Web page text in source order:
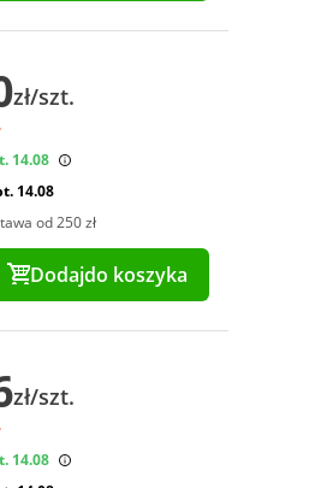
zł/szt.
14.08
14.08
od 250 zł
Dodajdo koszyka
zł/szt.
14.08